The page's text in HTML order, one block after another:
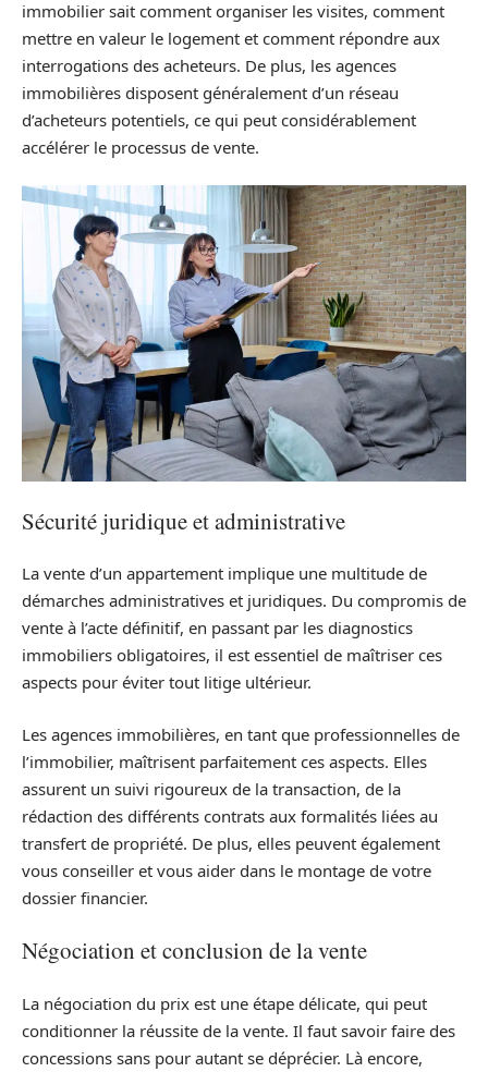
immobilier sait comment organiser les visites, comment
mettre en valeur le logement et comment répondre aux
interrogations des acheteurs. De plus, les agences
immobilières disposent généralement d’un réseau
d’acheteurs potentiels, ce qui peut considérablement
accélérer le processus de vente.
Sécurité juridique et administrative
La vente d’un appartement implique une multitude de
démarches administratives et juridiques. Du compromis de
vente à l’acte définitif, en passant par les diagnostics
immobiliers obligatoires, il est essentiel de maîtriser ces
aspects pour éviter tout litige ultérieur.
Les agences immobilières, en tant que professionnelles de
l’immobilier, maîtrisent parfaitement ces aspects. Elles
assurent un suivi rigoureux de la transaction, de la
rédaction des différents contrats aux formalités liées au
transfert de propriété. De plus, elles peuvent également
vous conseiller et vous aider dans le montage de votre
dossier financier.
Négociation et conclusion de la vente
La négociation du prix est une étape délicate, qui peut
conditionner la réussite de la vente. Il faut savoir faire des
concessions sans pour autant se déprécier. Là encore,